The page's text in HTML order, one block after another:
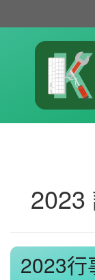
2023
2023行